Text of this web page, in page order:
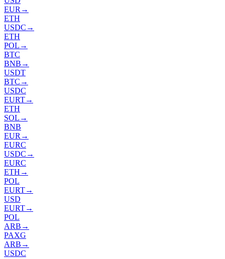
EUR →
ETH
USDC →
ETH
POL →
BTC
BNB →
USDT
BTC →
USDC
EURT→
ETH
SOL →
BNB
EUR →
EURC
USDC →
EURC
ETH →
POL
EURT→
USD
EURT→
POL
ARB →
PAXG
ARB →
USDC